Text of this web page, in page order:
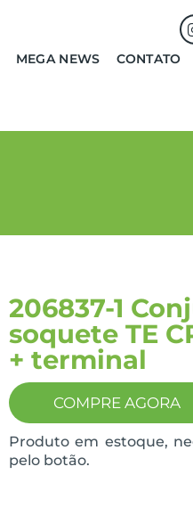
MEGA NEWS CONTATO
206837-1
soquete TE
+ terminal
COMPRE AGORA
Produto em estoque,
pelo botão.